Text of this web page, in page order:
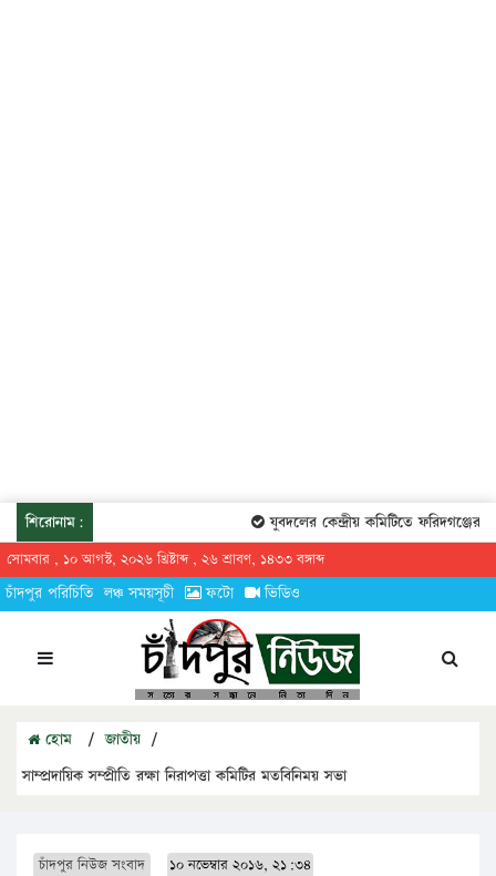
শিরোনাম: যুবদলের কেন্দ্রীয় কমিটিতে ফরিদগঞ্জের
সোমবার , ১০ আগস্ট, ২০২৬ খ্রিষ্টাব্দ , ২৬ শ্রাবণ, ১৪৩৩ বঙ্গাব্দ
চাঁদপুর পরিচিতি লঞ্চ সময়সূচী ফটো ভিডিও
হোম / জাতীয় /
সাম্প্রদায়িক সম্প্রীতি রক্ষা নিরাপত্তা কমিটির মতবিনিময় সভা
চাঁদপুর নিউজ সংবাদ ১০ নভেম্বার ২০১৬, ২১:৩৪